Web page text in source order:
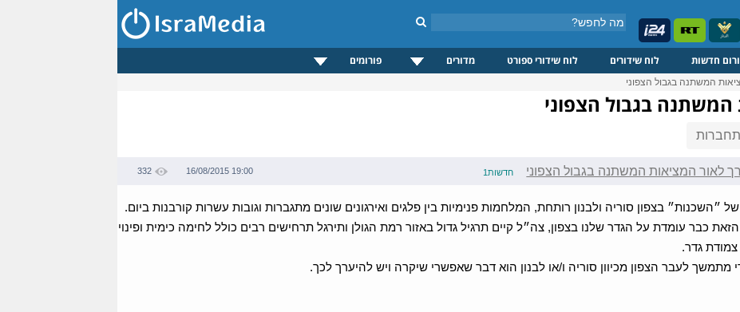
חדשות לוח שידורים לוח שידורי ספורט מדורים פורומים
המשתנה בגבול הצפוני
בגבול הצפוני
לאור המציאות המשתנה בגבול הצפוני חדשות1 16/08/2015 19:00
332
״השכנות״ בצפון סוריה ולבנון רותחת, המלחמות פנימיות בין פלגים ואירגונים שונים מתגברות וגובות עשרות קורבנות ביום.
כבר עומדת על הגדר שלנו בצפון, צה״ל קיים תרגיל גדול באזור רמת הגולן ותירגל תרחישים רבים כולל לחימה כימית ופינוי
צמודת גדר.
מתמשך לעבר הצפון מכיוון סוריה ו/או לבנון הוא דבר שאפשרי שיקרה ויש להיערך לכך.